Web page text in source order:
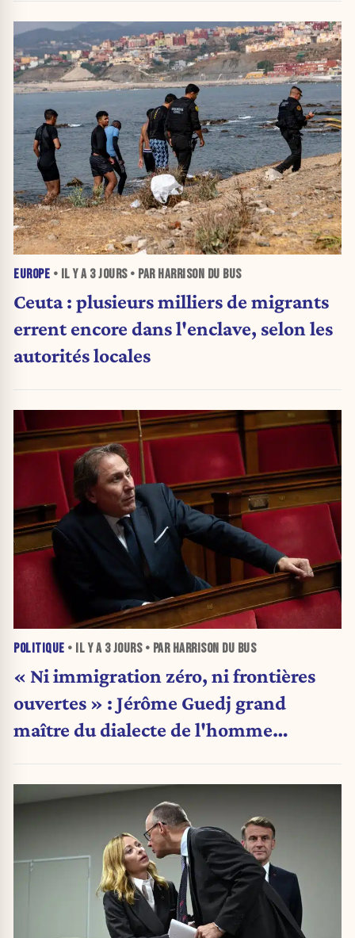
EUROPE • IL Y A 3 JOURS• PAR HARRISON DU BUS
Ceuta : plusieurs milliers de migrants
errent encore dans l'enclave, selon les
autorités locales
POLITIQUE • IL Y A 3 JOURS• PAR HARRISON DU BUS
« Ni immigration zéro, ni frontières
ouvertes » : Jérôme Guedj grand
maître du dialecte de l'homme